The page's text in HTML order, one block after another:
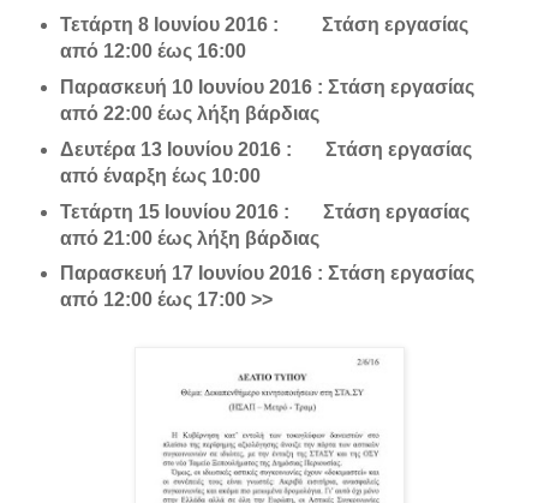
Τετάρτη 8 Ιουνίου 2016 : Στάση εργασίας
από 12:00 έως 16:00
Παρασκευή 10 Ιουνίου 2016 : Στάση εργασίας
από 22:00 έως λήξη βάρδιας
Δευτέρα 13 Ιουνίου 2016 : Στάση εργασίας
από έναρξη έως 10:00
Τετάρτη 15 Ιουνίου 2016 : Στάση εργασίας
από 21:00 έως λήξη βάρδιας
Παρασκευή 17 Ιουνίου 2016 : Στάση εργασίας
από 12:00 έως 17:00 >>